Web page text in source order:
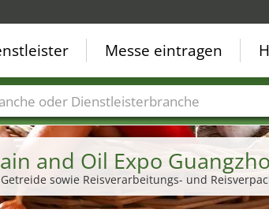
and Oil Expo
sowie Reisverarbeitungs- und
Messe eintragen
Dienstleisterbranchen